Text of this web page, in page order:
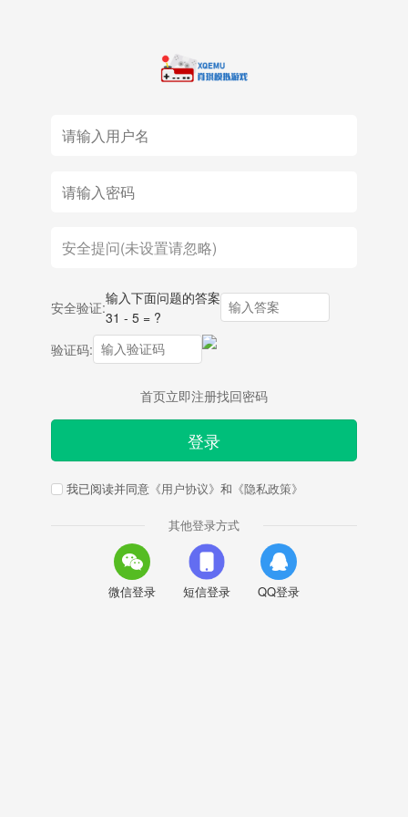
安全验证:
输入下面问题的答案
31 - 5 = ?
验证码:
首页立即注册找回密码
登录
我已阅读并同意 《用户协议》 和 《隐私政策》
其他登录方式
微信登录 短信登录 QQ登录